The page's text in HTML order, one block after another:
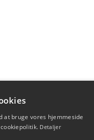
at bruge vores hjemmeside
Detaljer